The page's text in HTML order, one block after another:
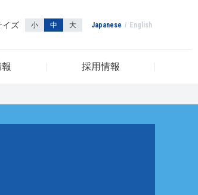
イズ 小 中 大 Japanese English
採用情報